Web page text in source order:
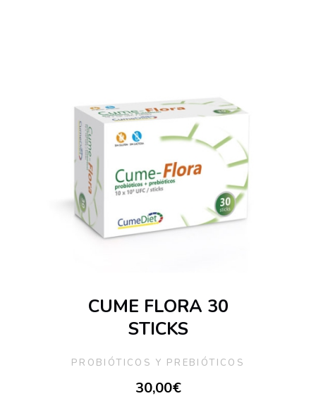
CUME FLORA 30
STICKS
30,00€
PROBIÓTICOS Y PREBIÓTICOS